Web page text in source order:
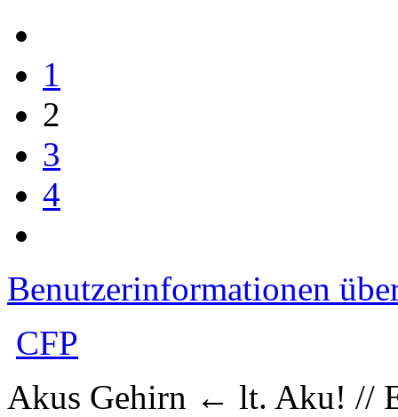
1
2
3
4
Benutzerinformationen
CFP
Akus Gehirn ← lt. Aku! //